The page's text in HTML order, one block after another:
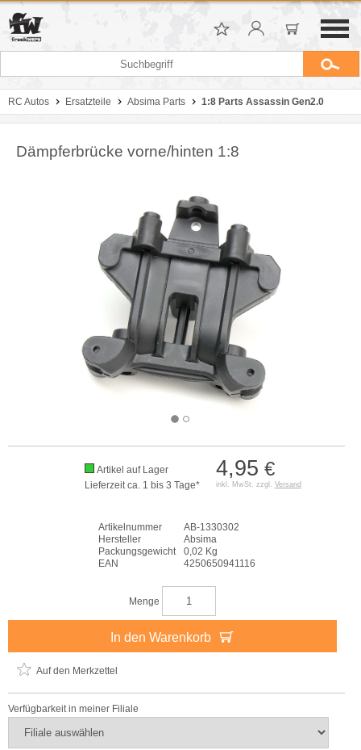
RC Autos Ersatzteile Absima Parts 1:8 Parts Assassin Gen2.0
Dämpferbrücke vorne/hinten 1:8
4,95 €
inkl. MwSt. zzgl. Versand
Artikel auf Lager
Lieferzeit ca. 1 bis 3 Tage*
Artikelnummer
AB-1330302
Hersteller
Absima
Packungsgewicht
0,02 Kg
EAN
4250650941116
Menge
In den Warenkorb
Auf den Merkzettel
Verfügbarkeit in meiner Filiale